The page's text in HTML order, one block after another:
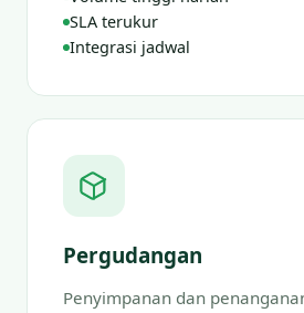
SLA terukur
Integrasi jadwal
Pergudangan
Penyimpanan dan